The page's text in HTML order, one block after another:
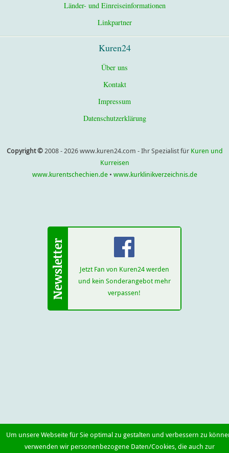
Länder- und Einreiseinformationen
Linkpartner
Kuren24
Über uns
Kontakt
Impressum
Datenschutzerklärung
Copyright ©2008 - 2026 www.kuren24.com - Ihr Spezialist für Kuren und
Kurreisen
www.kurentschechien.de• www.kurklinikverzeichnis.de
Jetzt Fan von Kuren24 werden
und kein Sonderangebot mehr
verpassen!
Um unsere Webseite für Sie optimal zu gestalten und verbessern zu
verwenden wir personenbezogene Daten/Cookies, die auch zur